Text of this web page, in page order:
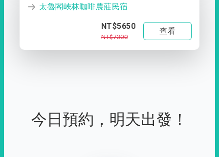
太魯閣峽林咖啡農莊民宿
NT$5650
NT$7300
查看
今日預約，明天出發！